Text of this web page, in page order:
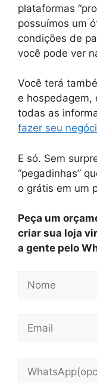
plataformas
possuímos um
condições de
você pode ver
Você terá
e hospedagem,
todas as
fazer seu
E só. Sem
“pegadinhas”
o grátis em um
Peça um
criar sua loja
a gente pelo